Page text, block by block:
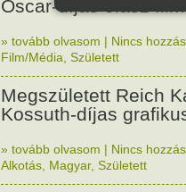
Oscar-díjas olasz
» tovább olvasom | Nincs
Film/Média Született
Megszületett Reich
Kossuth-díjas
» tovább olvasom | Nincs
Alkotás Magyar, Született